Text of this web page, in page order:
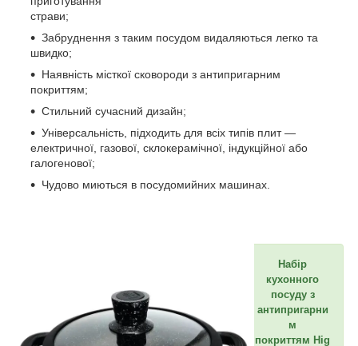
страви;
Забруднення з таким посудом видаляються легко та
швидко;
Наявність місткої сковороди з антипригарним
покриттям;
Стильний сучасний дизайн;
Універсальність, підходить для всіх типів плит —
електричної, газової, склокерамічної, індукційної або
галогенової;
Чудово миються в посудомийних машинах.
Набір
кухонного
посуду з
антипригарни
м
покриттям Hig